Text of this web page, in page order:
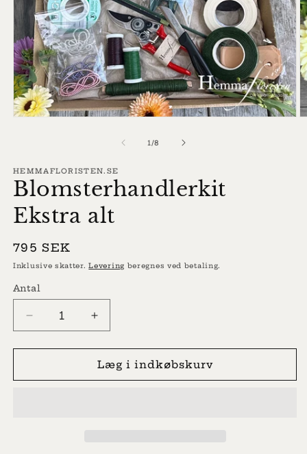
1/af
8
HEMMAFLORISTEN.SE
Blomsterhandlerkit
Ekstra alt
Normalpris
795 SEK
Inklusive skatter.Levering beregnes ved betaling.
Antal
Reducer
antallet
for
Blomsterhandlerkit
Ekstra
Øg
antallet
for
Blomsterhandlerkit
Ekstra
Læg i indkøbskurv